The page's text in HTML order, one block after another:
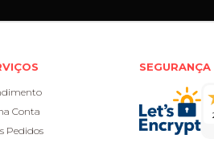
Conta
Pedidos
SEGURANÇA